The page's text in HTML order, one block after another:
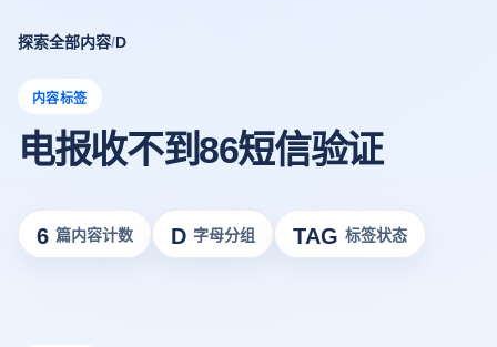
探索全部内容/D
内容标签
电报收不到86短信验证
6 篇内容计数 D 字母分组 TAG 标签状态